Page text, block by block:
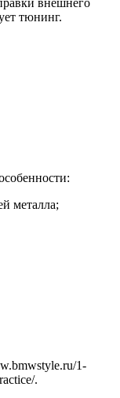
тюнинг.
металла;
1-
.